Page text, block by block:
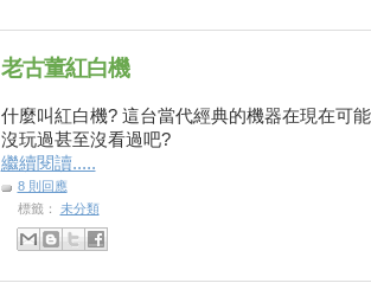
老古董紅白機
什麼叫紅白機? 這台當代經典的機器在現在可
沒玩過甚至沒看過吧?
繼續閱讀.....
8 則回應
標籤： 未分類